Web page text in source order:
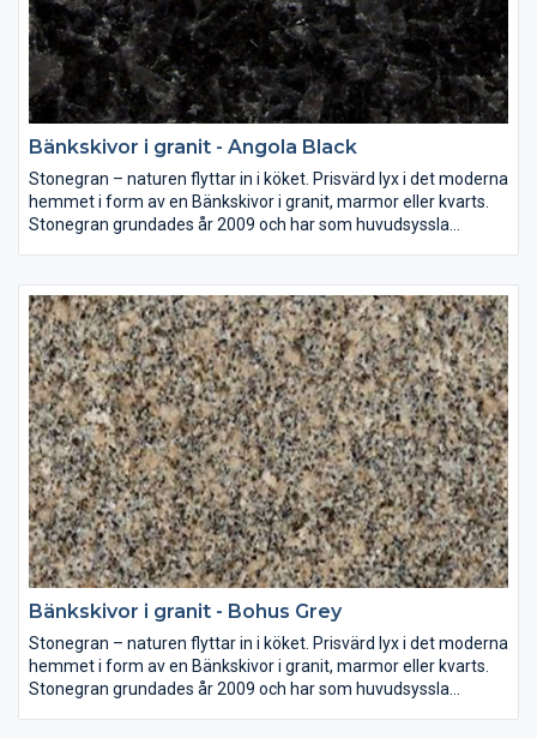
Bänkskivor i granit - Angola Black
Stonegran – naturen flyttar in i köket. Prisvärd lyx i det moderna
hemmet i form av en Bänkskivor i granit, marmor eller kvarts.
Stonegran grundades år 2009 och har som huvudsyssla
Sten i sina naturliga färger är en investering som ni kan njuta av
i många år. Väljer ni en bänkskiva i granit, marmor eller kvarts
ger ni era lokaler en tidlös form och skönhet.
Bänkskivor i granit - Bohus Grey
Stonegran – naturen flyttar in i köket. Prisvärd lyx i det moderna
hemmet i form av en Bänkskivor i granit, marmor eller kvarts.
Stonegran grundades år 2009 och har som huvudsyssla